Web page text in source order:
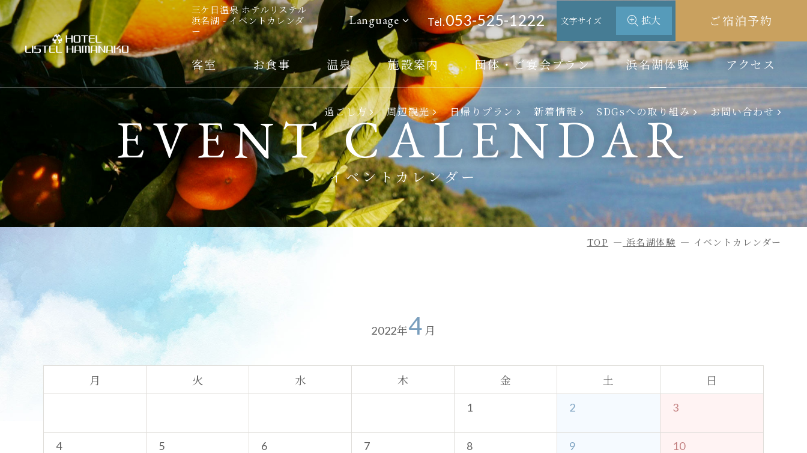
三ケ日温泉 ホテルリステル
浜名湖 - イベントカレンダ
ー
Language Tel.053-525-1222 文字サイズ 拡大 ご宿泊予約
客室 お食事 温泉 施設案内 団体・ご宴会プラン 浜名湖体験 アクセス
過ごし方 周辺観光 日帰りプラン 新着情報 SDGsへの取り組み お問い合わせ
EVENT CALENDAR
イベントカレンダー
TOP 浜名湖体験 イベントカレンダー
2022年4 月
月 火 水 木 金 土 日
1 2 3
4 5 6 7 8 9 10
ご宿泊予約
ご予約確認・変更
ご予約のキャンセル
会員マイページ
ホーム
団体・ご宴会
浜名湖体験
アクティビティ情報
イベントカレンダー
過ごし方
周辺観光
お問い合わせ
宿泊約款
プライバシーポリシー